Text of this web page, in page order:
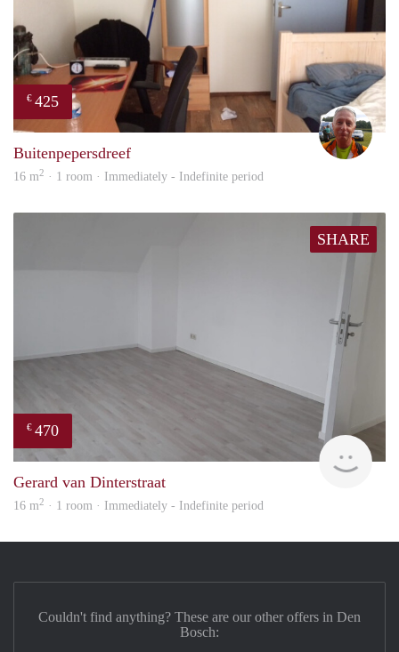
€ 425
wim
Buitenpepersdreef
16 m2 · 1 room · Immediately - Indefinite period
SHARE
€ 470
Gerard van Dinterstraat
16 m2 · 1 room · Immediately - Indefinite period
Couldn't find anything? These are our other offers in Den
Bosch: